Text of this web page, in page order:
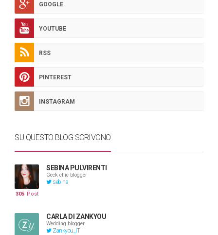
GOOGLE
YOUTUBE
RSS
PINTEREST
INSTAGRAM
SU QUESTO BLOG SCRIVONO
SEBINA PULVIRENTI
Geek chic blogger
sebina
305 Post
CARLA DI ZANKYOU
Wedding blogger
Zankyou_IT